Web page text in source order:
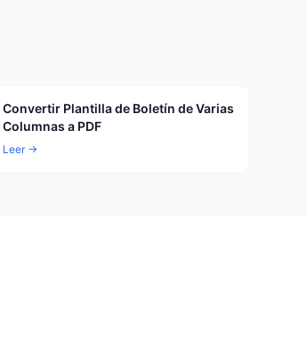
Convertir Plantilla de Boletín de Varias
Columnas a PDF
Leer →